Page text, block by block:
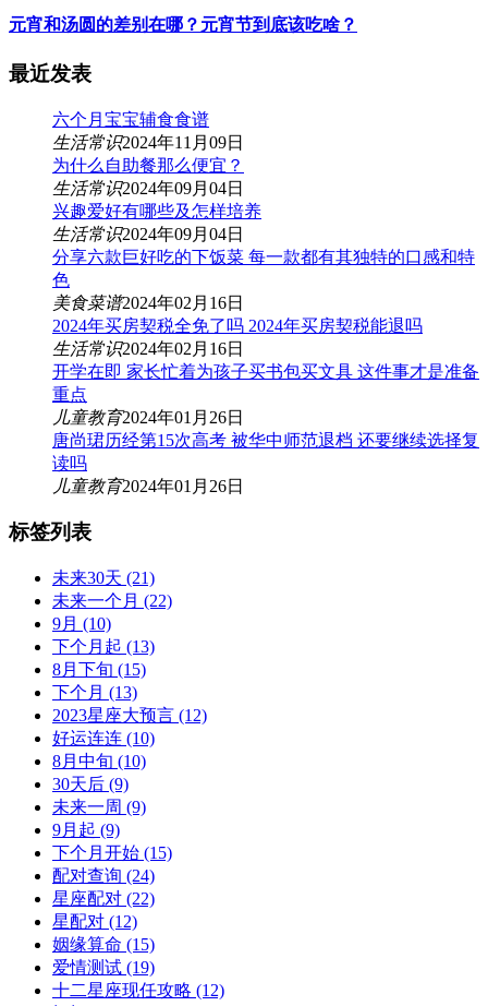
元宵和汤圆的差别在哪？元宵节到底该吃啥？
最近发表
六个月宝宝辅食食谱
生活常识2024年11月09日
为什么自助餐那么便宜？
生活常识2024年09月04日
兴趣爱好有哪些及怎样培养
生活常识2024年09月04日
分享六款巨好吃的下饭菜 每一款都有其独特的口感和特
色
美食菜谱2024年02月16日
2024年买房契税全免了吗 2024年买房契税能退吗
生活常识2024年02月16日
开学在即 家长忙着为孩子买书包买文具 这件事才是准备
重点
儿童教育2024年01月26日
唐尚珺历经第15次高考 被华中师范退档 还要继续选择复
读吗
儿童教育2024年01月26日
标签列表
未来30天 (21)
未来一个月 (22)
9月 (10)
下个月起 (13)
8月下旬 (15)
下个月 (13)
2023星座大预言 (12)
好运连连 (10)
8月中旬 (10)
30天后 (9)
未来一周 (9)
9月起 (9)
下个月开始 (15)
配对查询 (24)
星座配对 (22)
星配对 (12)
姻缘算命 (15)
爱情测试 (19)
十二星座现任攻略 (12)